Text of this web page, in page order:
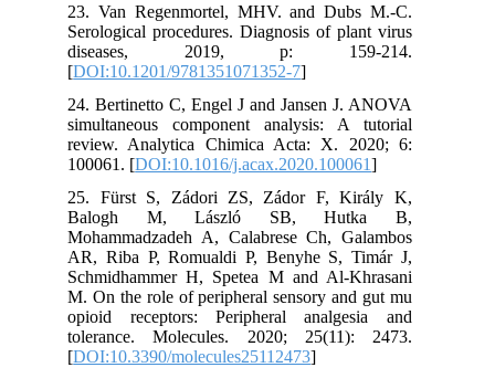
23. Van Regenmortel, MHV. and Dubs M.-C.
Serological procedures. Diagnosis of plant virus
diseases, 2019, p: 159-214.
[DOI:10.1201/9781351071352-7
24. Bertinetto C, Engel J and Jansen J. ANOVA
simultaneous component analysis: A tutorial
review. Analytica Chimica Acta: X. 2020; 6:
100061. [DOI:10.1016/j.acax.2020.100061
25. Fürst S, Zádori ZS, Zádor F, Király K,
Balogh M, László SB, Hutka B,
Mohammadzadeh A, Calabrese Ch, Galambos
AR, Riba P, Romualdi P, Benyhe S, Timár J,
Schmidhammer H, Spetea M and Al-Khrasani
M. On the role of peripheral sensory and gut mu
opioid receptors: Peripheral analgesia and
tolerance. Molecules. 2020; 25(11): 2473.
[DOI:10.3390/molecules25112473